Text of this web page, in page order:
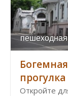
Откройте